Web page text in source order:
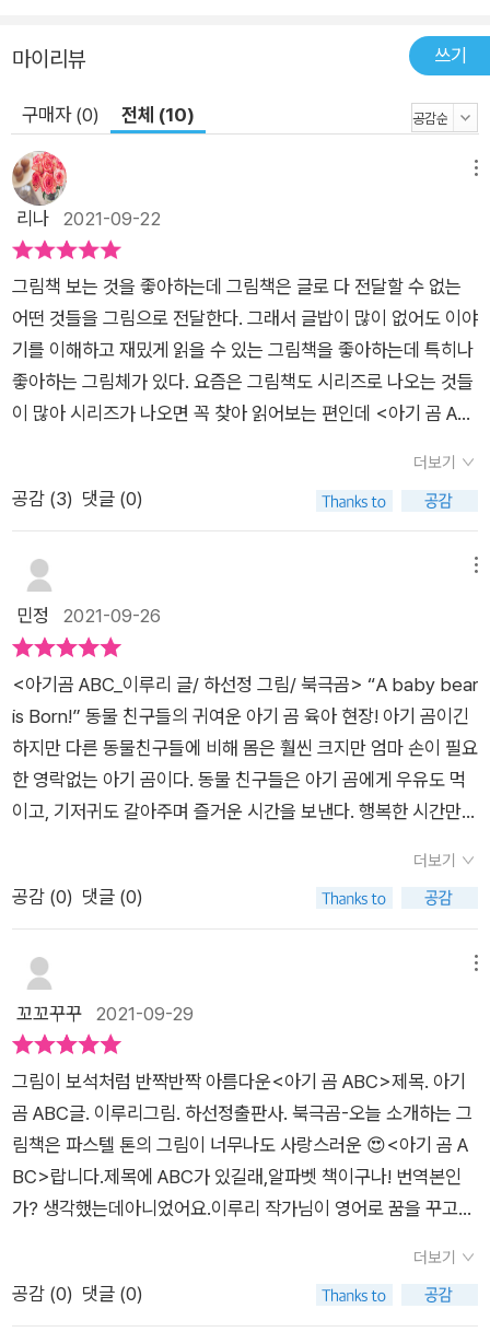
마이리뷰 쓰기
구매자 (0) 전체 (10)
리나 2021-09-22
그림책 보는 것을 좋아하는데 그림책은 글로 다 전달할 수 없는
어떤 것들을 그림으로 전달한다. 그래서 글밥이 많이 없어도 이야
기를 이해하고 재밌게 읽을 수 있는 그림책을 좋아하는데 특히나
좋아하는 그림체가 있다. 요즘은 그림책도 시리즈로 나오는 것들
이 많아 시리즈가 나오면 꼭 찾아 읽어보는 편인데 <아기 곰 AB
던 그림책에 등장하는 동물 친구들이 귀여웠는데 이번 <아기 곰
ABC>에도 등장한다. 모든 생명은 축복이라고 한다. 숲속에도 아
주변으로 모여든다. 아기 곰이 너무 귀엽다. 귀여운 곰이 춤을 추
기 시작한다. 아이 곰은 금방 배가 고팠는지 밥도 먹었다. 아이 곰
에게 밥을 먹이는 일은 재밌었다. 아기 곰도 배가 불렀는지 기뻐
다. 숲속의 동물친구들과 재밌는 놀이도 하고 울기도 한다. 이제
아기 곰은 서서 달릴 수도 있게 된다. 아기 곰이 나비를 쫓아가다
그만 큰 공룡을 만난다. 큰 공룡은 작은 아기 곰을 안아주고 소중
하고 특별하다고 한다. 아기 곰은 아직 어리기에 엉뚱하기도 하
다. 그래서 숲속 친구들과 아기 곰은 행복하다. <아기 곰 ABC>
는 아이들이 영어를 쉽게 접할 수 있게 영어를 배울 수 있는 그림
책이다. 아기 곰과 친구들의 모습이 귀엽고 예쁘게 그려져 있고
되어 있다. '아기 곰이 태어났어'라고 하며 'A baby bear is Bor
n'이라는 문장으로 표현되어 있다. 다음 페이지의 문장은 'Baby
bear is Cute', 'Cute bear is Dancing'이라고 되어 있는데 이
런 것을 보면 알파벳 ABC를 순서대로 나열한 문장을 만들어 자
연스럽게 단어를 배울 수 있다. 이렇게 알파벳 A부터 Z까지 공부
할 수 있는 그림책이다.
더보기
공감 (3) 댓글 (0)
민정 2021-09-26
<아기곰 ABC_이루리 글/ 하선정 그림/ 북극곰> “A baby bear
is Born!” 동물 친구들의 귀여운 아기 곰 육아 현장! 아기 곰이긴
하지만 다른 동물친구들에 비해 몸은 훨씬 크지만 엄마 손이 필요
한 영락없는 아기 곰이다. 동물 친구들은 아기 곰에게 우유도 먹
이고, 기저귀도 갈아주며 즐거운 시간을 보낸다. 행복한 시간만큼
동물이 나타났는데, 과연 어떤 동물이 나타났고 무슨 일이 일어
난걸까? 귀여운 동물친구들과 함께 알파벳놀이가 가능하다. AB
C의 순서대로 이야기의 서사가 만들어지는데, 끝말잇기 형식이
다. 영어로 읽고, 한글로도 말하며 리듬감 있는 흐름이 흥미롭다.
영어와 한글이 함께 있어 단순한 문장임에도 불구하고 다양한 표
현방식을 익힐 수 있다. <아기 곰 ABC>는 이루리 작가가 볼로
으로 쓰여 졌다고 한다. 꿈에서 ‘A baby bear is Born.’으로 시작
해, 쉬지 않고 들려온 스토리를 받아 적었다고 한다. 하선정 작가
의 귀여운 그림까지 더해지니 한층 더 스토리가 탄탄해지고 유머
스러워 졌다. [ #MJBOOK큐레이터_PICK ]- 알파벳 놀이: 알파
벳 노출부터 - 알파벳 끝말잇기 등 언어 활용 놀이 추천- 교과연
더보기
공감 (0) 댓글 (0)
꼬꼬꾸꾸 2021-09-29
그림이 보석처럼 반짝반짝 아름다운<아기 곰 ABC>제목. 아기
곰 ABC글. 이루리그림. 하선정출판사. 북극곰-오늘 소개하는 그
림책은 파스텔 톤의 그림이 너무나도 사랑스러운 😍<아기 곰 A
BC>랍니다.제목에 ABC가 있길래,알파벳 책이구나! 번역본인
가? 생각했는데아니었어요.이루리 작가님이 영어로 꿈을 꾸고
바로 보이는 면지 그림!오리, 두더지, 고슴도치, 토끼, 다람쥐동물
친구들이 정말 사랑스럽고 귀엽지 않나요?태어나서 요람에 누워
더보기
공감 (0) 댓글 (0)